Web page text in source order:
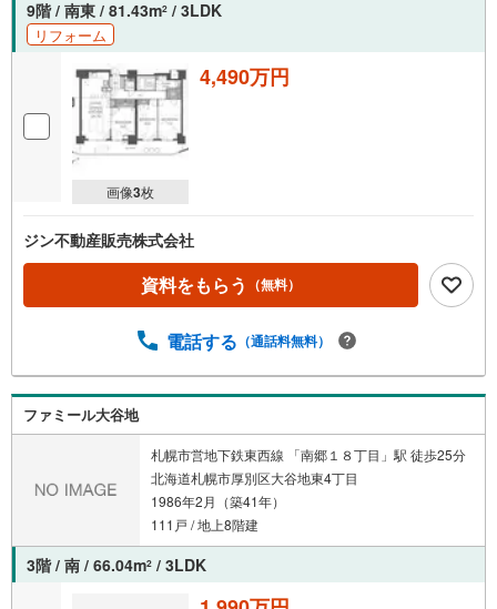
9階 / 南東 / 81.43m2 / 3LDK
リフォーム
画像3枚
4,490万円
ジン不動産販売株式会社
資料をもらう （無料）
電話する （通話料無料）
ファミール大谷地
札幌市営地下鉄東西線 「南郷１８丁目」駅 徒歩25分
北海道札幌市厚別区大谷地東4丁目
1986年2月（築41年）
111戸 / 地上8階建
3階 / 南 / 66.04m2 / 3LDK